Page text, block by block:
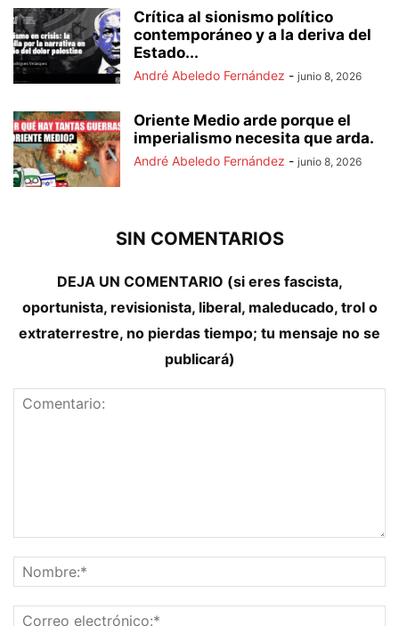
Crítica al sionismo político
contemporáneo y a la deriva del
Estado...
André Abeledo Fernández - junio 8, 2026
Oriente Medio arde porque el
imperialismo necesita que arda.
André Abeledo Fernández - junio 8, 2026
SIN COMENTARIOS
DEJA UN COMENTARIO (si eres fascista,
oportunista, revisionista, liberal, maleducado, trol o
extraterrestre, no pierdas tiempo; tu mensaje no se
publicará)